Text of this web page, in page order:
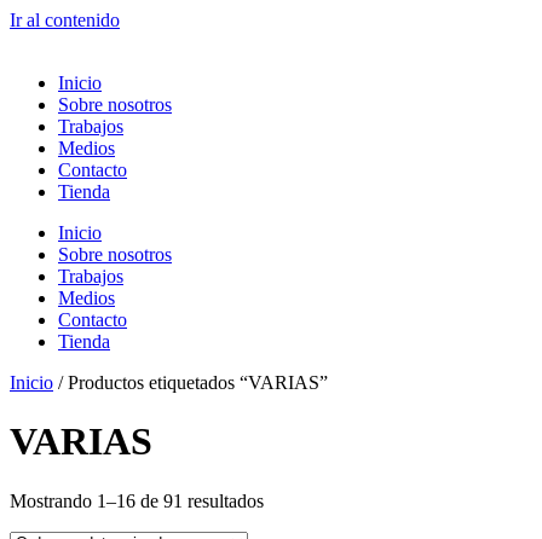
Ir al contenido
Inicio
Sobre nosotros
Trabajos
Medios
Contacto
Tienda
Inicio
Sobre nosotros
Trabajos
Medios
Contacto
Tienda
Inicio / Productos etiquetados “VARIAS”
VARIAS
Mostrando 1–16 de 91 resultados